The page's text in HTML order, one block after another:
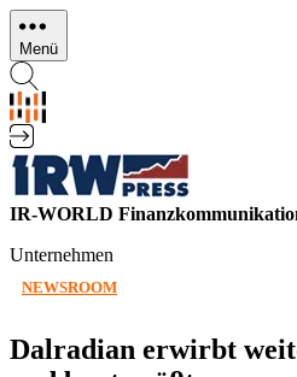
Direkt
zum
Inhalt
Menü
IR-WORLD
Unternehmen
NEWSROOM
Dalradian erwirbt